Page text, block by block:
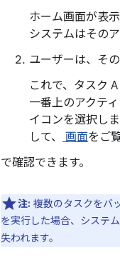
ホーム画面が表
システムはその
ユーザーは、そ
これで、タスク
一番上のアクテ
イコンを選択し
して、
画面をご
で確認できます。
注: 複数のタスクをバ
を実行した場合、システ
失われます。